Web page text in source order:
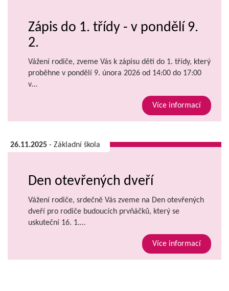
Zápis do 1. třídy - v pondělí 9.
2.
Vážení rodiče, zveme Vás k zápisu dětí do 1. třídy, který
proběhne v pondělí 9. února 2026 od 14:00 do 17:00
v…
Více informací
26.11.2025 - Základní škola
Den otevřených dveří
Vážení rodiče, srdečně Vás zveme na Den otevřených
dveří pro rodiče budoucích prvňáčků, který se
uskuteční 16. 1.…
Více informací